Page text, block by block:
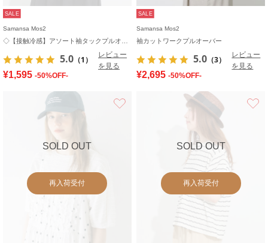
SALE
Samansa Mos2
5.0 （1）
レビュー
を見る
¥1,595 -50%OFF-
SALE
Samansa Mos2
袖カットワークプルオーバー
5.0 （3）
レビュー
を見る
¥2,695 -50%OFF-
SOLD OUT
再入荷受付
SOLD OUT
再入荷受付